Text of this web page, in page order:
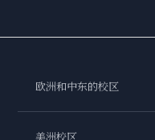
欧洲和中东的校区
美洲校区